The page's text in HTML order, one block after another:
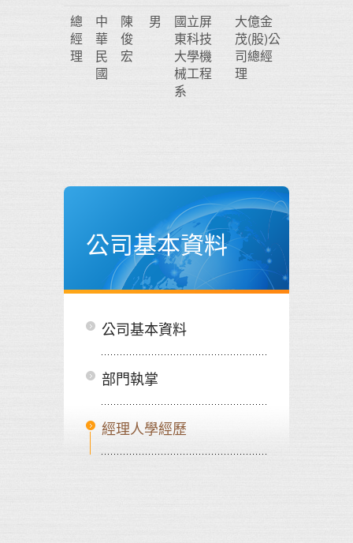
總
經
理
中
華
民
國
陳
俊
宏
男
國立屏
東科技
大學機
械工程
系
大億金
茂(股)公
司總經
理
公司基本資料
公司基本資料
部門執掌
經理人學經歷